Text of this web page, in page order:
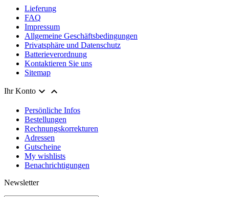
Lieferung
FAQ
Impressum
Allgemeine Geschäftsbedingungen
Privatsphäre und Datenschutz
Batterieverordnung
Kontaktieren Sie uns
Sitemap
Ihr Konto  
Persönliche Infos
Bestellungen
Rechnungskorrekturen
Adressen
Gutscheine
My wishlists
Benachrichtigungen
Newsletter